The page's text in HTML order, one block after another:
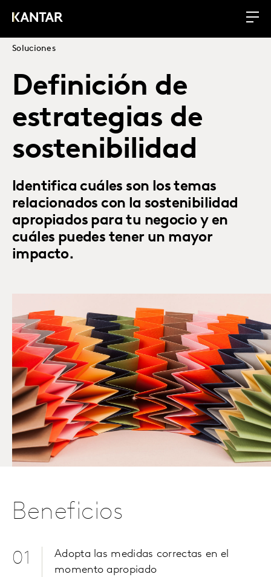
Soluciones
Definición de
estrategias de
sostenibilidad
Identifica cuáles son los temas
relacionados con la sostenibilidad
apropiados para tu negocio y en
cuáles puedes tener un mayor
impacto.
Beneficios
01
Adopta las medidas correctas en el
momento apropiado